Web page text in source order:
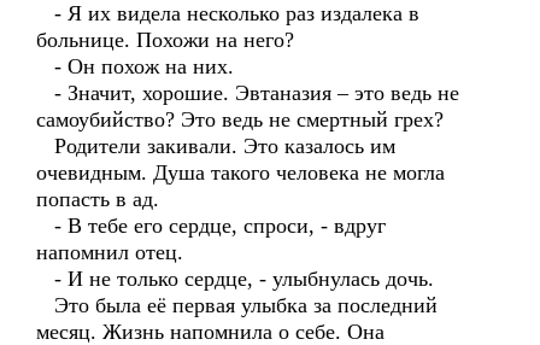
- Я их видела несколько раз издалека в
больнице. Похожи на него?
- Он похож на них.
- Значит, хорошие. Эвтаназия – это ведь не
самоубийство? Это ведь не смертный грех?
Родители закивали. Это казалось им
очевидным. Душа такого человека не могла
попасть в ад.
- В тебе его сердце, спроси, - вдруг
напомнил отец.
- И не только сердце, - улыбнулась дочь.
Это была её первая улыбка за последний
месяц. Жизнь напомнила о себе. Она